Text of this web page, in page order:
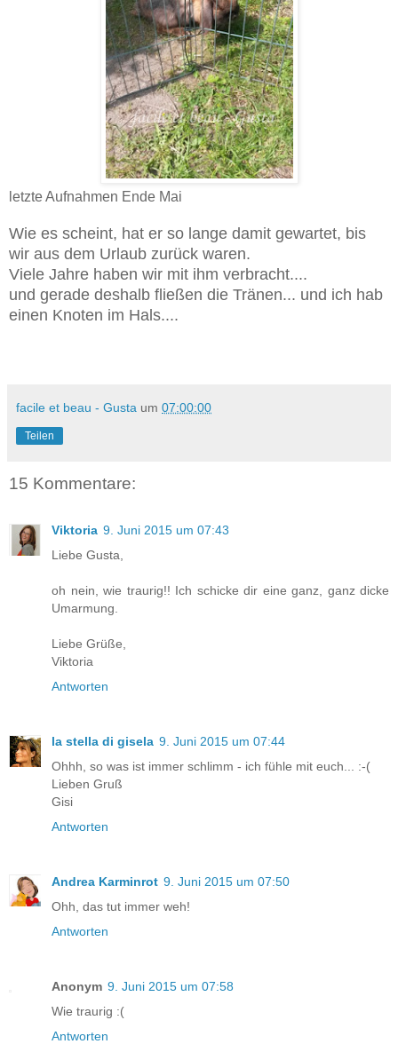
letzte Aufnahmen Ende Mai
Wie es scheint, hat er so lange damit gewartet, bis
wir aus dem Urlaub zurück waren.
Viele Jahre haben wir mit ihm verbracht....
und gerade deshalb fließen die Tränen... und ich hab
einen Knoten im Hals....
facile et beau - Gusta um 07:00:00
Teilen
15 Kommentare:
Viktoria 9. Juni 2015 um 07:43
Liebe Gusta,
oh nein, wie traurig!! Ich schicke dir eine ganz, ganz dicke
Umarmung.
Liebe Grüße,
Viktoria
Antworten
la stella di gisela 9. Juni 2015 um 07:44
Ohhh, so was ist immer schlimm - ich fühle mit euch... :-(
Lieben Gruß
Gisi
Antworten
Andrea Karminrot 9. Juni 2015 um 07:50
Ohh, das tut immer weh!
Antworten
Anonym 9. Juni 2015 um 07:58
Wie traurig :(
Antworten